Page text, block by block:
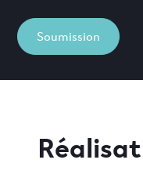
Soumission